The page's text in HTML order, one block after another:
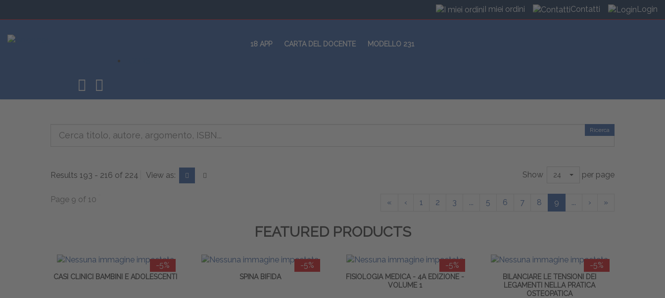
I miei ordini Contatti Login
18 APP CARTA DEL DOCENTE MODELLO 231
Ricerca
Results 193 - 216 of 224 View as: Show 24 per page
Page 9 of 10 « ‹ 1 2 3 ... 5 6 7 8 9 ... › »
FEATURED PRODUCTS
-5%
CASI CLINICI BAMBINI E ADOLESCENTI
-5%
SPINA BIFIDA
-5%
FISIOLOGIA MEDICA - 4A EDIZIONE -
VOLUME 1
-5%
BILANCIARE LE TENSIONI DEI
LEGAMENTI NELLA PRATICA
OSTEOPATICA